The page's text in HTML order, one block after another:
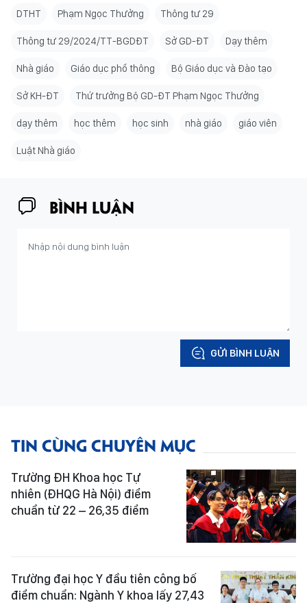
DTHT Phạm Ngọc Thưởng Thông tư 29
Thông tư 29/2024/TT-BGDĐT Sở GD-ĐT Dạy thêm
Nhà giáo Giáo dục phổ thông Bộ Giáo dục và Đào tạo
Sở KH-ĐT Thứ trưởng Bộ GD-ĐT Phạm Ngọc Thưởng
dạy thêm học thêm học sinh nhà giáo giáo viên
Luật Nhà giáo
BÌNH LUẬN
GỬI BÌNH LUẬN
TIN CÙNG CHUYÊN MỤC
Trường ĐH Khoa học Tự
nhiên (ĐHQG Hà Nội) điểm
chuẩn từ 22 – 26,35 điểm
Trường đại học Y đầu tiên công bố
điểm chuẩn: Ngành Y khoa lấy 27,43